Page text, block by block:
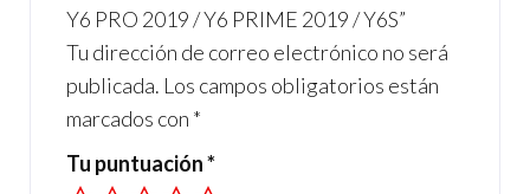
Y6 PRO 2019 / Y6 PRIME 2019 / Y6S”
Tu dirección de correo electrónico no será
publicada. Los campos obligatorios están
marcados con *
Tu puntuación*